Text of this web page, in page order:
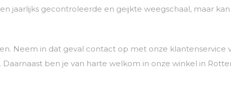
jaarlijks gecontroleerde en geijkte weegschaal, maar
Neem in dat geval contact op met onze klantenservice
ben je van harte welkom in onze winkel in